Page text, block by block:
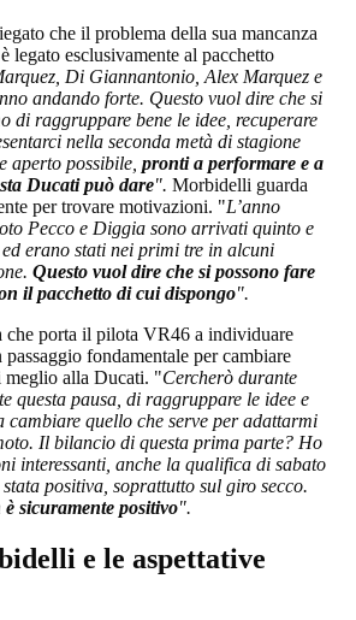
che il problema della sua mancanza
legato esclusivamente al pacchetto
Di Giannantonio, Alex Marquez e
andando forte. Questo vuol dire che si
di raggruppare bene le idee, recuperare
nella seconda metà di stagione
aperto possibile, pronti a performare e a
Ducati può dare". Morbidelli guarda
per trovare motivazioni. "L’anno
Pecco e Diggia sono arrivati quinto e
erano stati nei primi tre in alcuni
Questo vuol dire che si possono fare
il pacchetto di cui dispongo".
che porta il pilota VR46 a individuare
passaggio fondamentale per cambiare
meglio alla Ducati. "Cercherò durante
questa pausa, di raggruppare le idee e
cambiare quello che serve per adattarmi
Il bilancio di questa prima parte? Ho
interessanti, anche la qualifica di sabato
positiva, soprattutto sul giro secco.
sicuramente positivo".
e le aspettative